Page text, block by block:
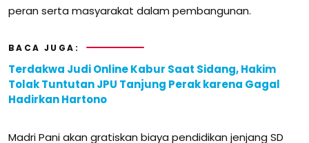
peran serta masyarakat dalam pembangunan.
BACA JUGA:
Terdakwa Judi Online Kabur Saat Sidang, Hakim
Tolak Tuntutan JPU Tanjung Perak karena Gagal
Hadirkan Hartono
Madri Pani akan gratiskan biaya pendidikan jenjang SD